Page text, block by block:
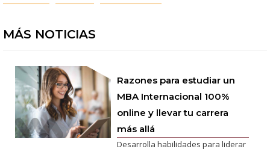
MÁS NOTICIAS
Razones para estudiar un
MBA Internacional 100%
online y llevar tu carrera
más allá
Desarrolla habilidades para liderar